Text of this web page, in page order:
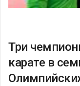
Три
карате в